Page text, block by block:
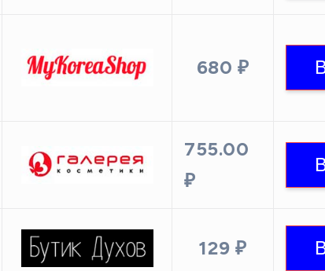
680 ₽
755.00
₽
129 ₽